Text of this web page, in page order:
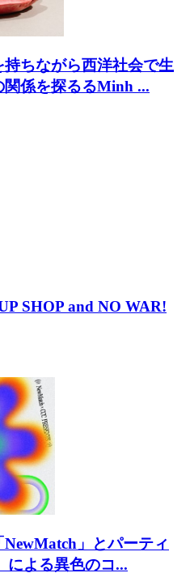
ちながら西洋社会で生
関係を探るるMinh ...
SHOP and NO WAR!
」とパーティ
による異色のコ...